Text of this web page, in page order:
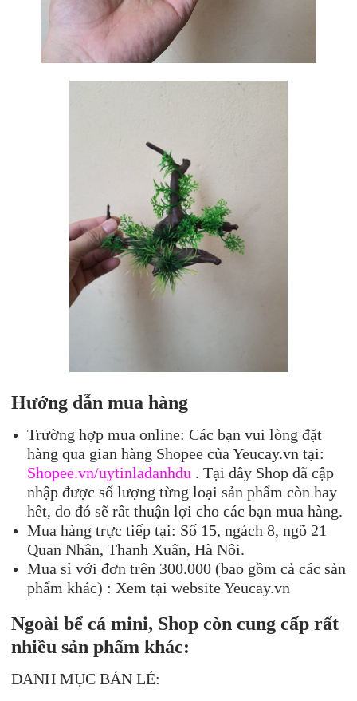
Hướng dẫn mua hàng
Trường hợp mua online: Các bạn vui lòng đặt
hàng qua gian hàng Shopee của Yeucay.vn tại:
Shopee.vn/uytinladanhdu . Tại đây Shop đã cập
nhập được số lượng từng loại sản phẩm còn hay
hết, do đó sẽ rất thuận lợi cho các bạn mua hàng.
Mua hàng trực tiếp tại: Số 15, ngách 8, ngõ 21
Quan Nhân, Thanh Xuân, Hà Nôi.
Mua sỉ với đơn trên 300.000 (bao gồm cả các sản
phẩm khác) : Xem tại website Yeucay.vn
Ngoài bể cá mini, Shop còn cung cấp rất
nhiều sản phẩm khác:
DANH MỤC BÁN LẺ: